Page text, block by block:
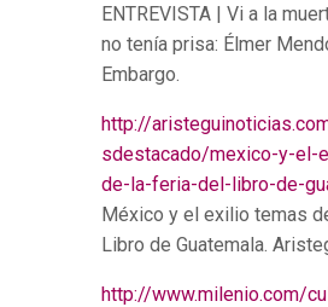
ENTREVISTA | Vi a la
no tenía prisa: Élmer
Embargo.
http://
sdestacado/mexico-y-el-
de-la-feria-del-libro-de-
México y el exilio temas
Libro de Guatemala.
http://www.milenio.com/